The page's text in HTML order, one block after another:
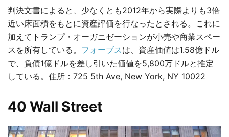
判決文書によると、少なくとも2012年から実際よりも3倍
近い床面積をもとに資産評価を行なったとされる。これに
加えてトランプ・オーガニゼーションが小売や商業スペー
スを所有している。 フォーブスは、資産価値は1.58億ドル
で、負債1億ドルを差し引いた価値を5,800万ドルと推定
している。住所：725 5th Ave, New York, NY 10022
40 Wall Street